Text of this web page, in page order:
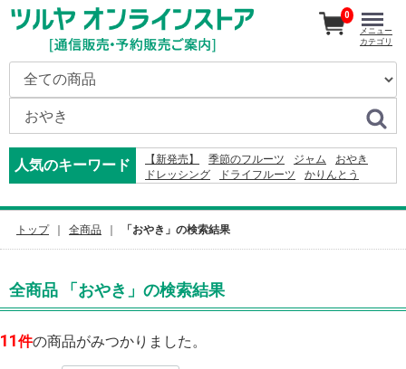
人気のキーワード 【新発売】 季節のフルーツ ジャム
おやき
ドレッシング
ドライフルーツ
かりんとう
コーヒー
りんごかりんとう オードブル
2024
野沢菜
0
メニュー
カテゴリ
トップ 全商品 「おやき」の検索結果
全商品 「おやき」の検索結果
11件の商品がみつかりました。